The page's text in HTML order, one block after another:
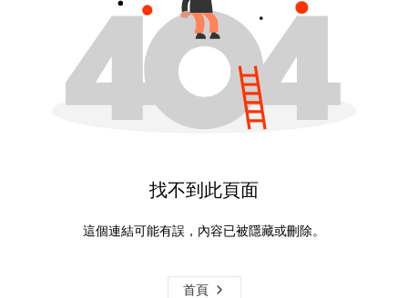
找不到此頁面
這個連結可能有誤，內容已被隱藏或刪除。
首頁